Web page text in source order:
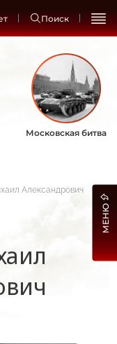
Поиск
Московская битва
Александрович
МЕНЮ